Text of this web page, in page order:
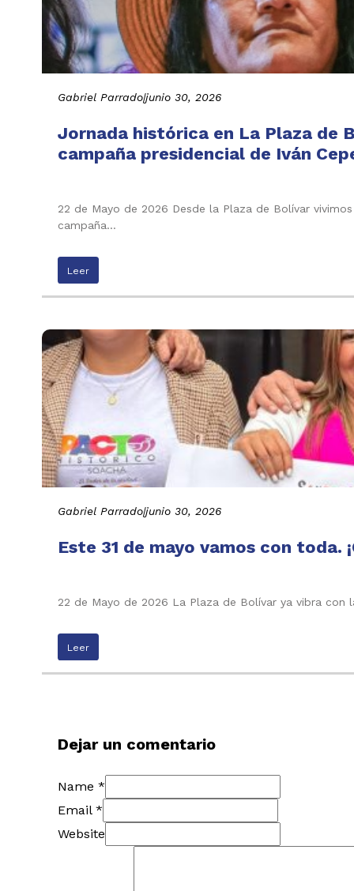
Gabriel Parrado|junio 30, 2026
Jornada histórica en La Plaza de
campaña presidencial de Iván
22 de Mayo de 2026 Desde la Plaza de Bolívar
campaña…
Leer
Gabriel Parrado|junio 30, 2026
Este 31 de mayo vamos con toda.
22 de Mayo de 2026 La Plaza de Bolívar ya vibra
Leer
Dejar un comentario
Name *
Email *
Website